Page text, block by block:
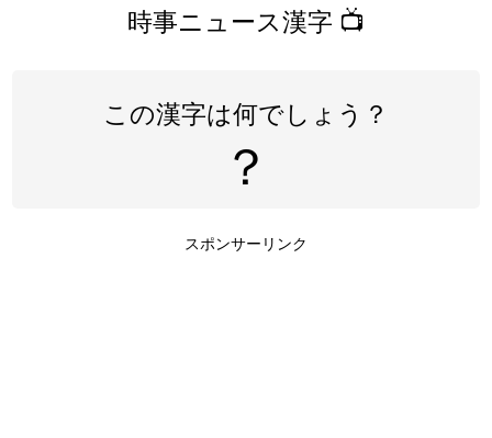
時事ニュース漢字 📺
この漢字は何でしょう？
？
スポンサーリンク